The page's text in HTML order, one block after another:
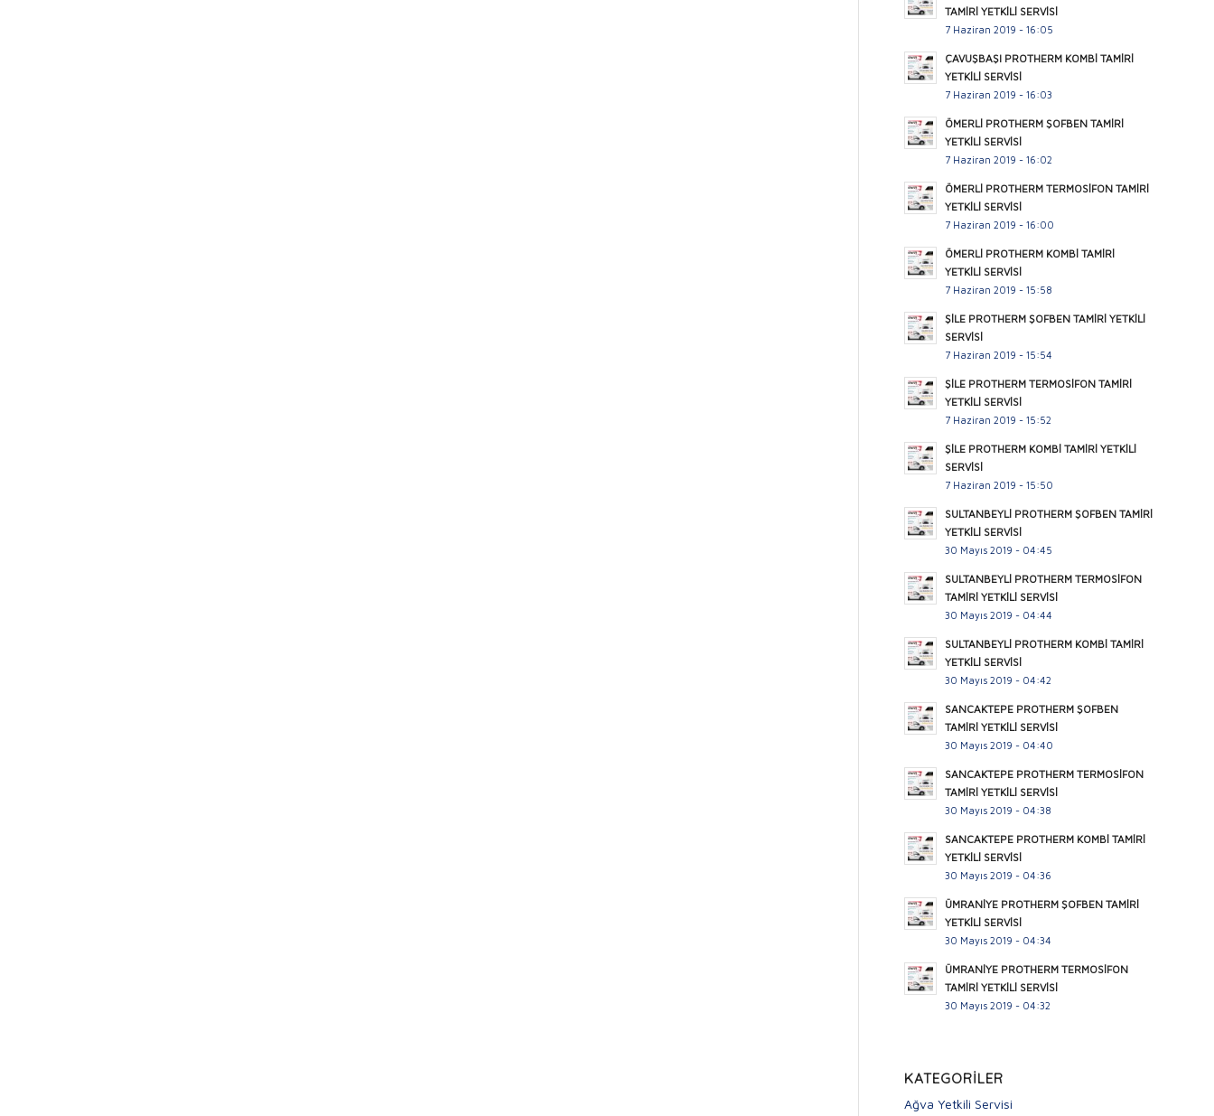
TAMİRİ YETKİLİ SERVİSİ
7 Haziran 2019 - 16:05
ÇAVUŞBAŞI PROTHERM KOMBİ TAMİRİ
YETKİLİ SERVİSİ
7 Haziran 2019 - 16:03
ÖMERLİ PROTHERM ŞOFBEN TAMİRİ
YETKİLİ SERVİSİ
7 Haziran 2019 - 16:02
ÖMERLİ PROTHERM TERMOSİFON TAMİRİ
YETKİLİ SERVİSİ
7 Haziran 2019 - 16:00
ÖMERLİ PROTHERM KOMBİ TAMİRİ
YETKİLİ SERVİSİ
7 Haziran 2019 - 15:58
ŞİLE PROTHERM ŞOFBEN TAMİRİ YETKİLİ
SERVİSİ
7 Haziran 2019 - 15:54
ŞİLE PROTHERM TERMOSİFON TAMİRİ
YETKİLİ SERVİSİ
7 Haziran 2019 - 15:52
ŞİLE PROTHERM KOMBİ TAMİRİ YETKİLİ
SERVİSİ
7 Haziran 2019 - 15:50
SULTANBEYLİ PROTHERM ŞOFBEN TAMİRİ
YETKİLİ SERVİSİ
30 Mayıs 2019 - 04:45
SULTANBEYLİ PROTHERM TERMOSİFON
TAMİRİ YETKİLİ SERVİSİ
30 Mayıs 2019 - 04:44
SULTANBEYLİ PROTHERM KOMBİ TAMİRİ
YETKİLİ SERVİSİ
30 Mayıs 2019 - 04:42
SANCAKTEPE PROTHERM ŞOFBEN
TAMİRİ YETKİLİ SERVİSİ
30 Mayıs 2019 - 04:40
SANCAKTEPE PROTHERM TERMOSİFON
TAMİRİ YETKİLİ SERVİSİ
30 Mayıs 2019 - 04:38
SANCAKTEPE PROTHERM KOMBİ TAMİRİ
YETKİLİ SERVİSİ
30 Mayıs 2019 - 04:36
ÜMRANİYE PROTHERM ŞOFBEN TAMİRİ
YETKİLİ SERVİSİ
30 Mayıs 2019 - 04:34
ÜMRANİYE PROTHERM TERMOSİFON
TAMİRİ YETKİLİ SERVİSİ
30 Mayıs 2019 - 04:32
KATEGORILER
Ağva Yetkili Servisi